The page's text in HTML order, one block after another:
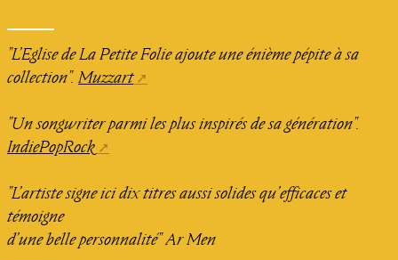
"L’Eglise de La Petite Folie ajoute une énième pépite à sa
collection". Muzzart
"Un songwriter parmi les plus inspirés de sa génération".
IndiePopRock
"L’artiste signe ici dix titres aussi solides qu’efficaces et
témoigne
d’une belle personnalité" Ar Men